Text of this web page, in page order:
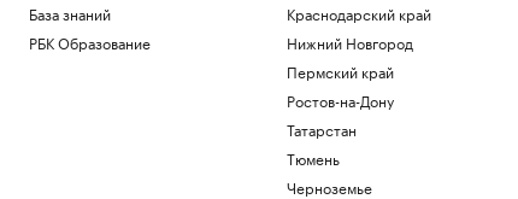
База знаний
РБК Образование
Краснодарский край
Нижний Новгород
Пермский край
Ростов-на-Дону
Татарстан
Тюмень
Черноземье